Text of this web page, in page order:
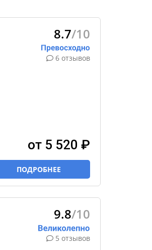
8.7/10
6 отзывов
от 5 520 ₽
ПОДРОБНЕЕ
9.8/10
5 отзывов